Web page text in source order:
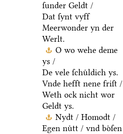
ſunder Geldt /
Dat ſynt vyff
Meerwonder yn der
Werlt.
O wo wehe deme
ys /
De vele ſchuͤldich ys.
Vnde hefft nene friſt /
Weth ock nicht wor
Geldt ys.
Nydt / Homodt /
Egen nuͤtt / vnd boͤſen